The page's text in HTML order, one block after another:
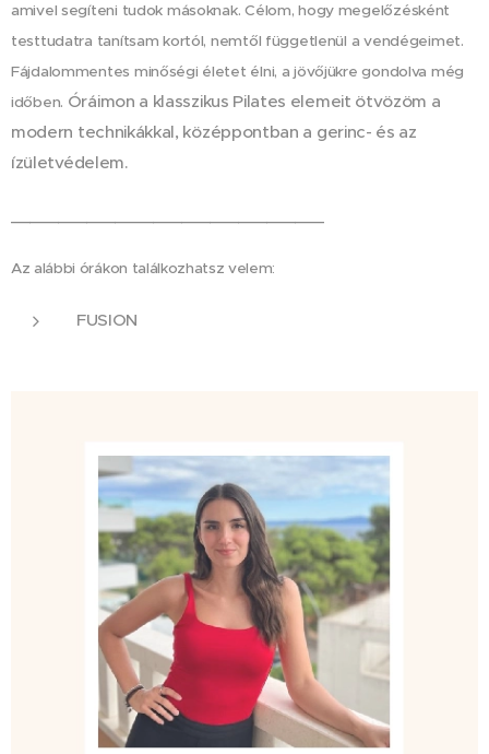
amivel segíteni tudok másoknak. Célom, hogy megelőzésként
testtudatra tanítsam kortól, nemtől függetlenül a vendégeimet.
Fájdalommentes minőségi életet élni, a jövőjükre gondolva még
időben. Óráimon a klasszikus Pilates elemeit ötvözöm a
modern technikákkal, középpontban a gerinc- és az
ízületvédelem.
Az alábbi órákon találkozhatsz velem:
FUSION